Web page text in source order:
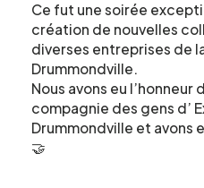
Ce fut une soirée
création de nouvelles
diverses entreprises de
Drummondville.
Nous avons eu l’honneur
compagnie des gens d’
Drummondville et avons
🤝d'intérêt